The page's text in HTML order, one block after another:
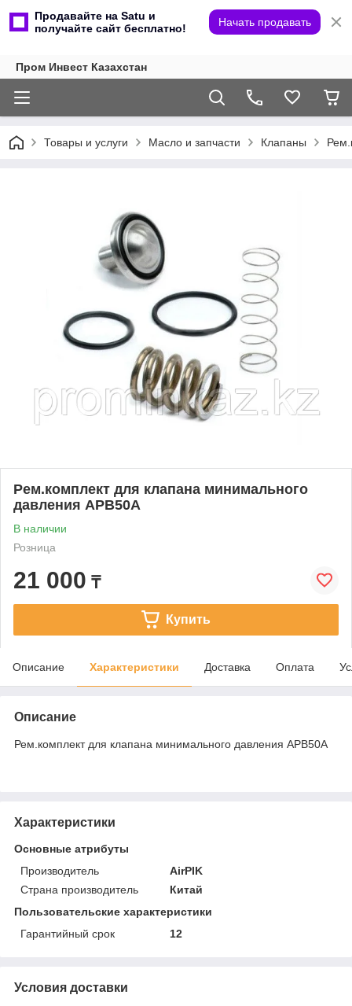
Продавайте на Satu и
получайте сайт бесплатно!
Начать продавать
Пром Инвест Казахстан
Товары и услуги Масло и запчасти Клапаны
Рем.комплект для клапана минимального
давления APB50A
В наличии
Розница
21 000 ₸
Купить
Описание Характеристики Доставка Оплата
Описание
Рем.комплект для клапана минимального давления APB50A
Характеристики
Основные атрибуты
Производитель
AirPIK
Страна производитель
Китай
Пользовательские характеристики
Гарантийный срок
12
Условия доставки